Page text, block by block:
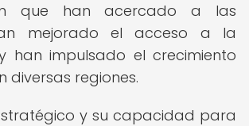
que han acercado a las
mejorado el acceso a la
han impulsado el crecimiento
diversas regiones.
y su capacidad para